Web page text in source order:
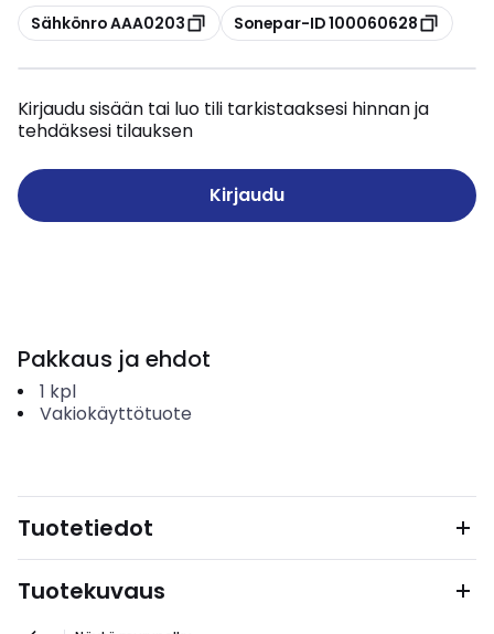
Kopioi
Sähkönro AAA0203 Kopioi
Sonepar-ID 100060628
Kirjaudu sisään tai luo tili tarkistaaksesi hinnan ja
tehdäksesi tilauksen
Kirjaudu
Pakkaus ja ehdot
1 kpl
Vakiokäyttötuote
Tuotetiedot
Tuotekuvaus